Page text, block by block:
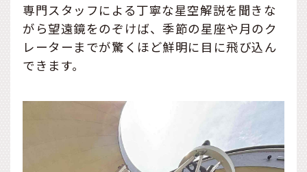
専門スタッフによる丁寧な星空解説を聞きな
がら望遠鏡をのぞけば、季節の星座や月のク
レーターまでが驚くほど鮮明に目に飛び込ん
できます。